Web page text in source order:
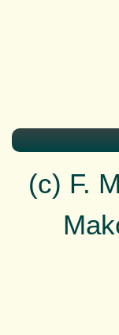
(c) F.